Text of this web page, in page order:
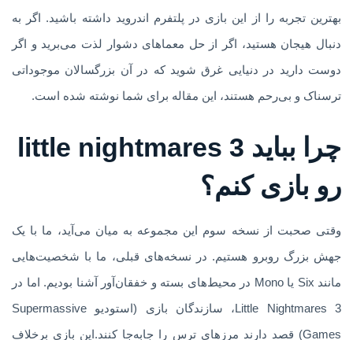
بهترین تجربه را از این بازی در پلتفرم اندروید داشته باشید. اگر به
دنبال هیجان هستید، اگر از حل معماهای دشوار لذت می‌برید و اگر
دوست دارید در دنیایی غرق شوید که در آن بزرگسالان موجوداتی
ترسناک و بی‌رحم هستند، این مقاله برای شما نوشته شده است.
چرا بباید little nightmares 3
رو بازی کنم؟
وقتی صحبت از نسخه سوم این مجموعه به میان می‌آید، ما با یک
جهش بزرگ روبرو هستیم. در نسخه‌های قبلی، ما با شخصیت‌هایی
مانند Six یا Mono در محیط‌های بسته و خفقان‌آور آشنا بودیم. اما در
Little Nightmares 3، سازندگان بازی (استودیو Supermassive
Games) قصد دارند مرزهای ترس را جابه‌جا کنند.این بازی برخلاف